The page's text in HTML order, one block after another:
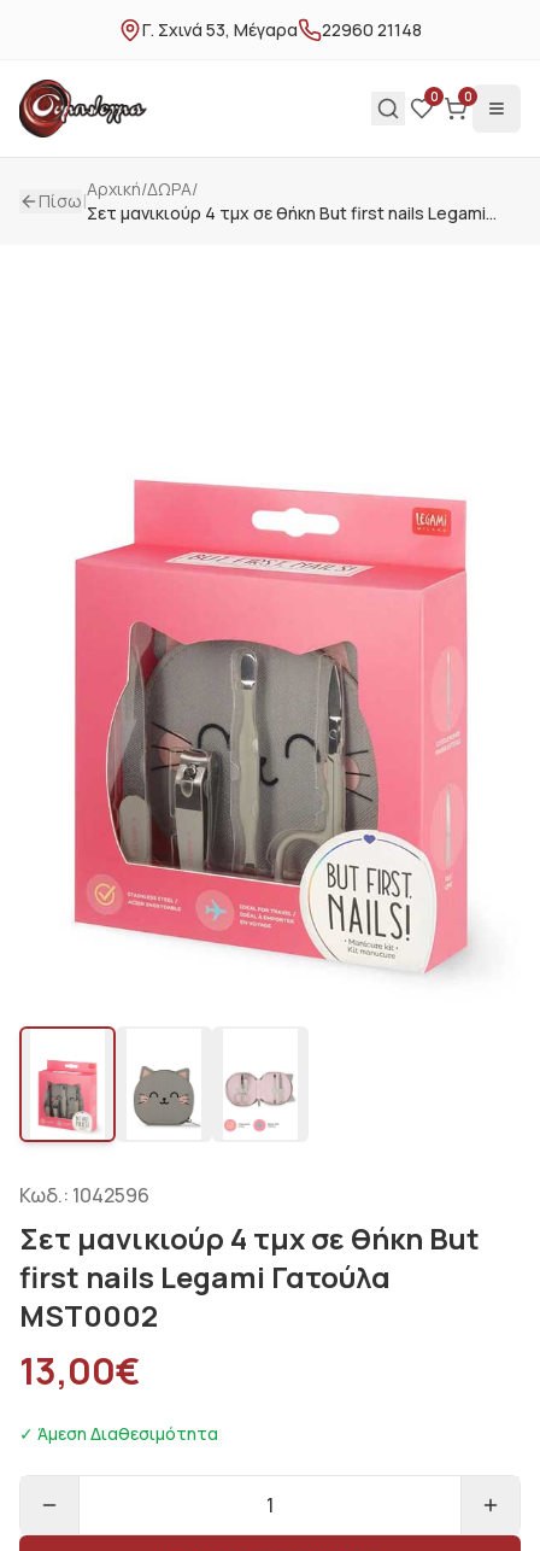
Γ. Σχινά 53, Μέγαρα 22960 21148
0 0
Πίσω|Αρχική/ΔΩΡΑ/
Σετ μανικιούρ 4 τμχ σε θήκη But first nails Legami
Κωδ.: 1042596
Σετ μανικιούρ 4 τμχ σε θήκη But
first nails Legami Γατούλα
MST0002
13,00€
✓ Άμεση Διαθεσιμότητα
1